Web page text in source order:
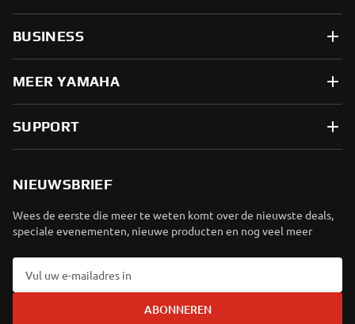
BUSINESS
MEER YAMAHA
SUPPORT
NIEUWSBRIEF
Wees de eerste die meer te weten komt over de nieuwste deals,
speciale evenementen, nieuwe producten en nog veel meer
ABONNEREN